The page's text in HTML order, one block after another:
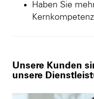
Haben Sie
Unsere Kunden
unsere